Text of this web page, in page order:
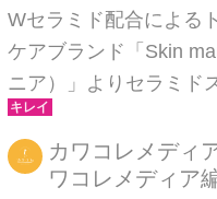
ル」は、スキンケア後
できる下地レス...
Wセラミド配合による
ケアブランド「Skin
ニア）」よりセラミド
ン「セラミド浸透ロー
ミド保湿ミルク」「セ
リーム」が全国バラエ
カワコレメディ
ワコレメディア